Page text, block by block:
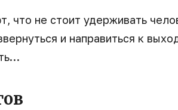
что не стоит удерживать
и направиться к